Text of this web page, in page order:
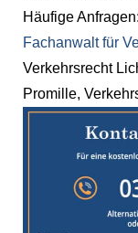
Häufige Anfragen:
Fachanwalt für
Verkehrsrecht
Promille,